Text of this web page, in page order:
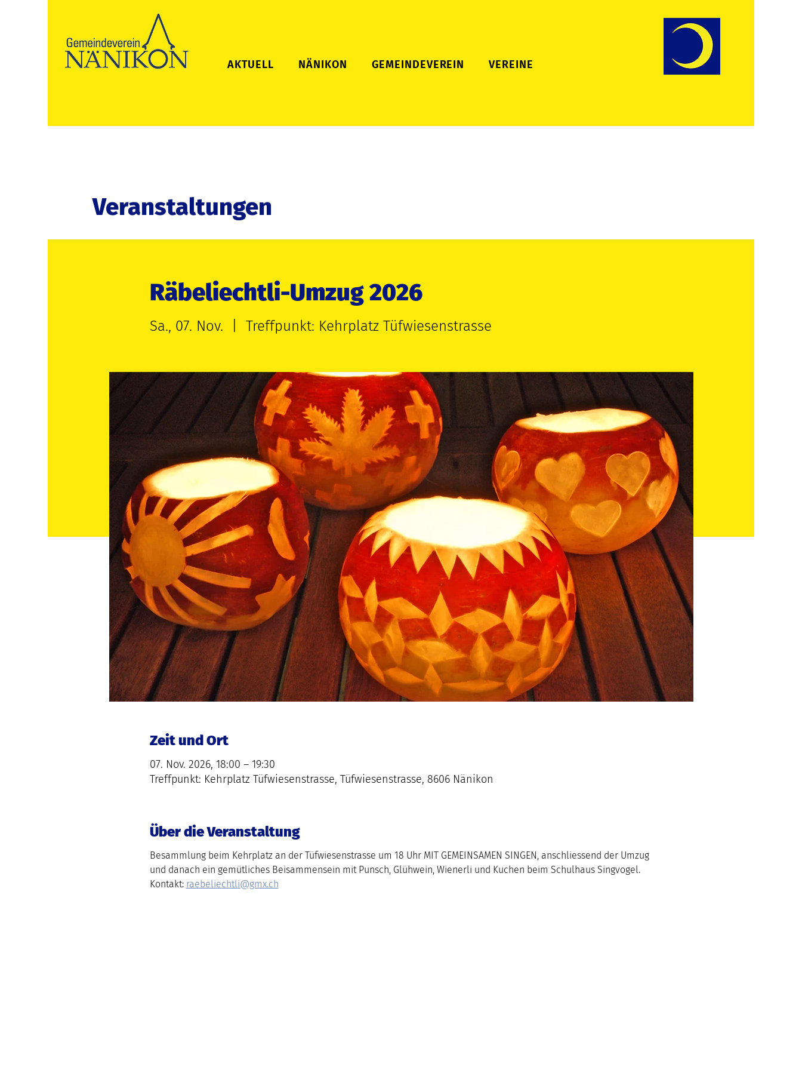
AKTUELL NÄNIKON GEMEINDEVEREIN VEREINE
Veranstaltungen
Räbeliechtli-Umzug 2026
Sa., 07. Nov. Treffpunkt: Kehrplatz Tüfwiesenstrasse
Zeit und Ort
07. Nov. 2026, 18:00 – 19:30
Treffpunkt: Kehrplatz Tüfwiesenstrasse, Tüfwiesenstrasse, 8606 Nänikon
Über die Veranstaltung
Besammlung beim Kehrplatz an der Tüfwiesenstrasse um 18 Uhr MIT GEMEINSAMEN SINGEN, anschliessend der Umzug
und danach ein gemütliches Beisammensein mit Punsch, Glühwein, Wienerli und Kuchen beim Schulhaus Singvogel.
Kontakt: raebeliechtli@gmx.ch